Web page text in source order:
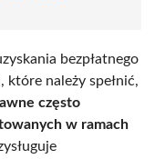
bezpłatnego
które należy spełnić,
często
w ramach